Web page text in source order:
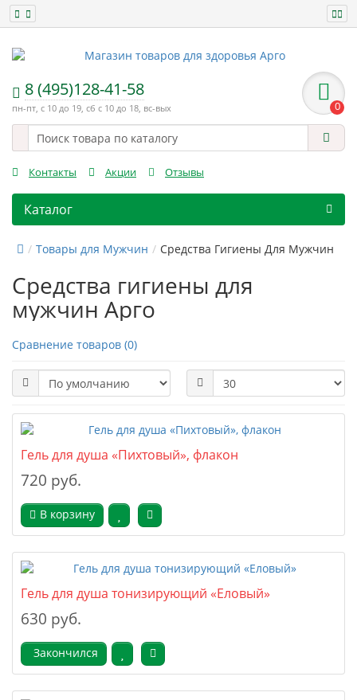
8 (495)128-41-58
пн-пт, с 10 до 19, сб с 10 до 18, вс-вых 0
Контакты Акции Отзывы
Каталог
Товары для Мужчин Средства Гигиены Для Мужчин
Средства гигиены для
мужчин Арго
Сравнение товаров (0)
Гель для душа «Пихтовый», флакон
720 руб.
В корзину
Гель для душа тонизирующий «Еловый»
630 руб.
Закончился